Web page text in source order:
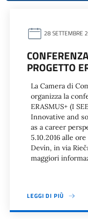
28 SETTEMBRE
PROGETTO
La Camera di
organizza la
ERASMUS+ (I
Innovative and
as a career
5.10.2016 alle
Devín, in via
maggiori
LEGGI DI PIÙ